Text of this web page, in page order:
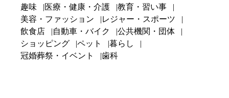
趣味
医療・健康・介護
教育・習い事
美容・ファッション
レジャー・スポーツ
飲食店
自動車・バイク
公共機関・団体
ショッピング
ペット
暮らし
冠婚葬祭・イベント
歯科